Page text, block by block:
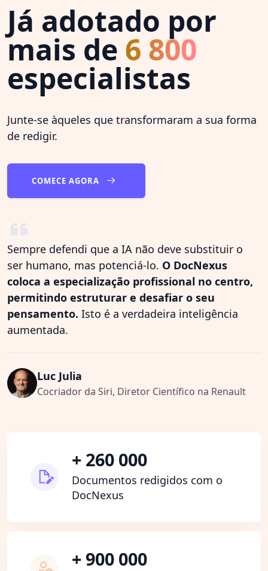
Já adotado por
mais de 6 800
especialistas
Junte-se àqueles que transformaram a sua forma
de redigir.
COMECE AGORA
Sempre defendi que a IA não deve substituir o
ser humano, mas potenciá-lo. O DocNexus
coloca a especialização profissional no centro,
permitindo estruturar e desafiar o seu
pensamento. Isto é a verdadeira inteligência
aumentada.
Luc Julia
Cocriador da Siri, Diretor Científico na Renault
+ 260 000
Documentos redigidos com o
DocNexus
+ 900 000